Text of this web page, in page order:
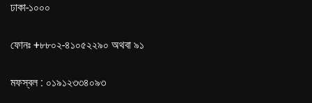
ঢাকা-১০০০
ফোনঃ +৮৮০২-৪১০৫২২৯০ অথবা ৯১
মফস্বল : ০১৯১২৩৩৪০৯৩